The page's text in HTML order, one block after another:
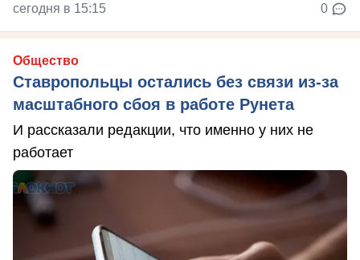
сегодня в 15:15 0
Общество
Ставропольцы остались без связи из-за
масштабного сбоя в работе Рунета
И рассказали редакции, что именно у них не
работает